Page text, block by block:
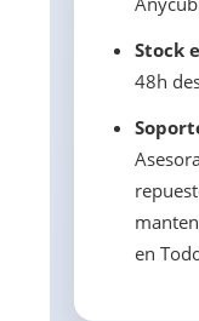
Stock
48h
en